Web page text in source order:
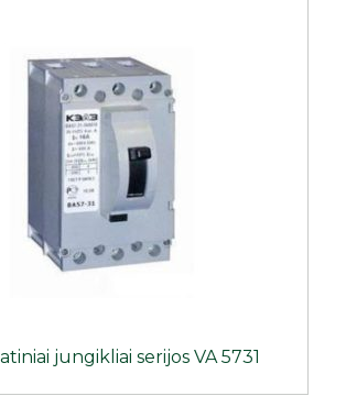
jungikliai serijos VA 5731